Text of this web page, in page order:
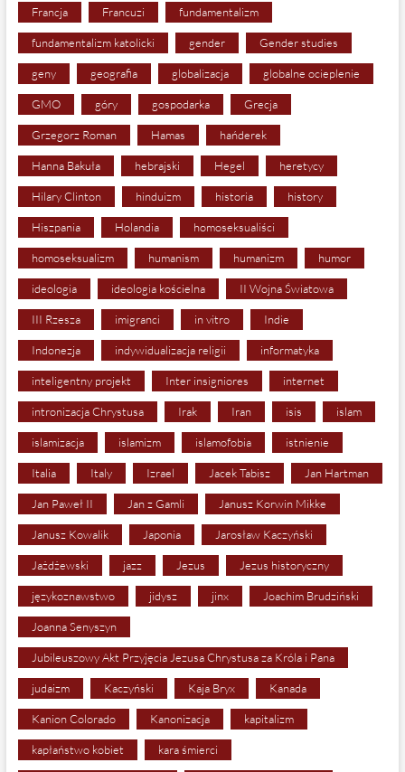
Francja Francuzi fundamentalizm
fundamentalizm katolicki gender Gender studies
geny geografia globalizacja globalne ocieplenie
GMO góry gospodarka Grecja
Grzegorz Roman Hamas hańderek
Hanna Bakuła hebrajski Hegel heretycy
Hilary Clinton hinduizm historia history
Hiszpania Holandia homoseksualiści
homoseksualizm humanism humanizm humor
ideologia ideologia kościelna II Wojna Światowa
III Rzesza imigranci in vitro Indie
Indonezja indywidualizacja religii informatyka
inteligentny projekt Inter insigniores internet
intronizacja Chrystusa Irak Iran isis islam
islamizacja islamizm islamofobia istnienie
Italia Italy Izrael Jacek Tabisz Jan Hartman
Jan Paweł II Jan z Gamli Janusz Korwin Mikke
Janusz Kowalik Japonia Jarosław Kaczyński
Jażdżewski jazz Jezus Jezus historyczny
językoznawstwo jidysz jinx Joachim Brudziński
Joanna Senyszyn
Jubileuszowy Akt Przyjęcia Jezusa Chrystusa za Króla i Pana
judaizm Kaczyński Kaja Bryx Kanada
Kanion Colorado Kanonizacja kapitalizm
kapłaństwo kobiet kara śmierci